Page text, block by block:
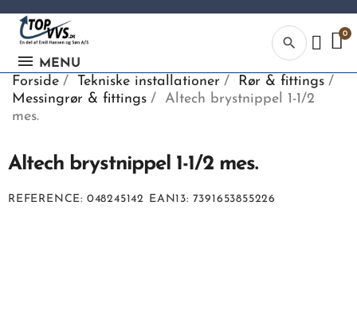
MENU
search
Forside Tekniske installationer
Rør & fittings
Messingrør & fittings
Altech brystnippel 1-1/2
mes.
Altech brystnippel 1-1/2 mes.
REFERENCE 048245142 EAN13 7391653855226